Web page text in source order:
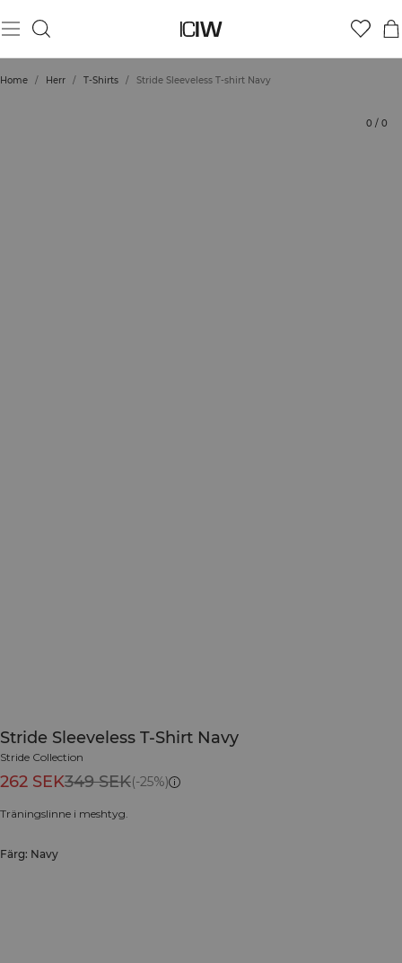
Home / Herr / T-Shirts / Stride Sleeveless T-shirt Navy
0 / 0
Stride Sleeveless T-Shirt Navy
Stride Collection
262 SEK349 SEK(-25%)
Träningslinne i meshtyg.
Färg: Navy